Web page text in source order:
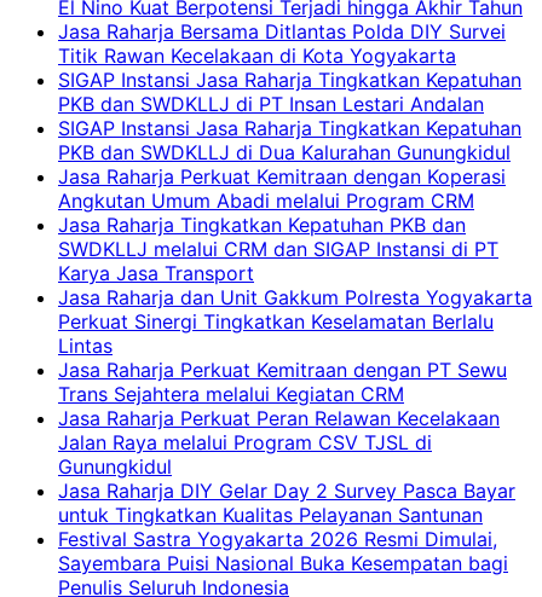
El Nino Kuat Berpotensi Terjadi hingga Akhir Tahun
Jasa Raharja Bersama Ditlantas Polda DIY Survei
Titik Rawan Kecelakaan di Kota Yogyakarta
SIGAP Instansi Jasa Raharja Tingkatkan Kepatuhan
PKB dan SWDKLLJ di PT Insan Lestari Andalan
SIGAP Instansi Jasa Raharja Tingkatkan Kepatuhan
PKB dan SWDKLLJ di Dua Kalurahan Gunungkidul
Jasa Raharja Perkuat Kemitraan dengan Koperasi
Angkutan Umum Abadi melalui Program CRM
Jasa Raharja Tingkatkan Kepatuhan PKB dan
SWDKLLJ melalui CRM dan SIGAP Instansi di PT
Karya Jasa Transport
Jasa Raharja dan Unit Gakkum Polresta Yogyakarta
Perkuat Sinergi Tingkatkan Keselamatan Berlalu
Lintas
Jasa Raharja Perkuat Kemitraan dengan PT Sewu
Trans Sejahtera melalui Kegiatan CRM
Jasa Raharja Perkuat Peran Relawan Kecelakaan
Jalan Raya melalui Program CSV TJSL di
Gunungkidul
Jasa Raharja DIY Gelar Day 2 Survey Pasca Bayar
untuk Tingkatkan Kualitas Pelayanan Santunan
Festival Sastra Yogyakarta 2026 Resmi Dimulai,
Sayembara Puisi Nasional Buka Kesempatan bagi
Penulis Seluruh Indonesia